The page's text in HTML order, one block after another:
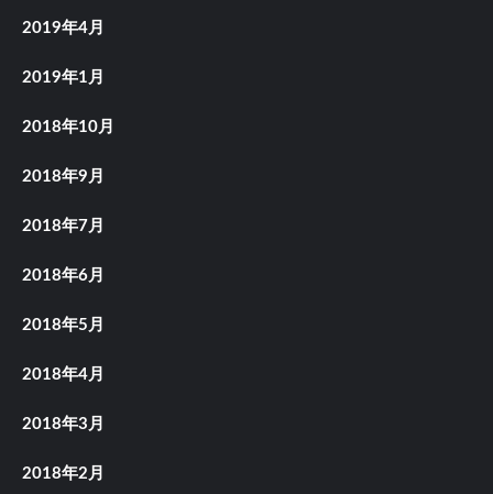
2019年4月
2019年1月
2018年10月
2018年9月
2018年7月
2018年6月
2018年5月
2018年4月
2018年3月
2018年2月